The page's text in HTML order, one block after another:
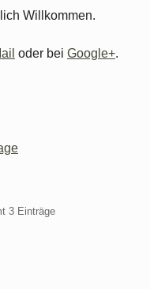
Willkommen.
oder bei Google+.
3 Einträge